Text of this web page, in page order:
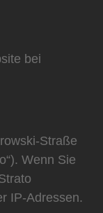
bei
Straße
Wenn Sie
IP-Adressen.